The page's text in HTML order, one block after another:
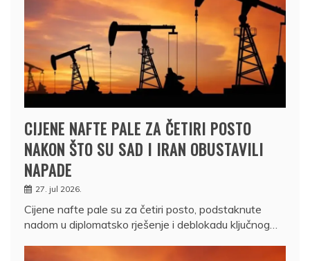
CIJENE NAFTE PALE ZA ČETIRI POSTO
NAKON ŠTO SU SAD I IRAN OBUSTAVILI
NAPADE
27. jul 2026.
Cijene nafte pale su za četiri posto, podstaknute
nadom u diplomatsko rješenje i deblokadu ključnog…